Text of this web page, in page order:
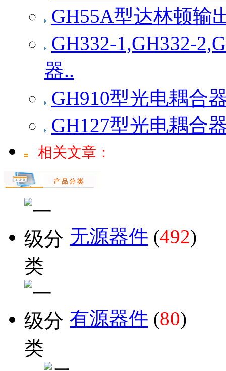
GH55A型达林顿输
GH332-1,GH332-
器..
GH910型光电耦合
GH127型光电耦合
相关文章：
无源器件 (492)
有源器件 (80)